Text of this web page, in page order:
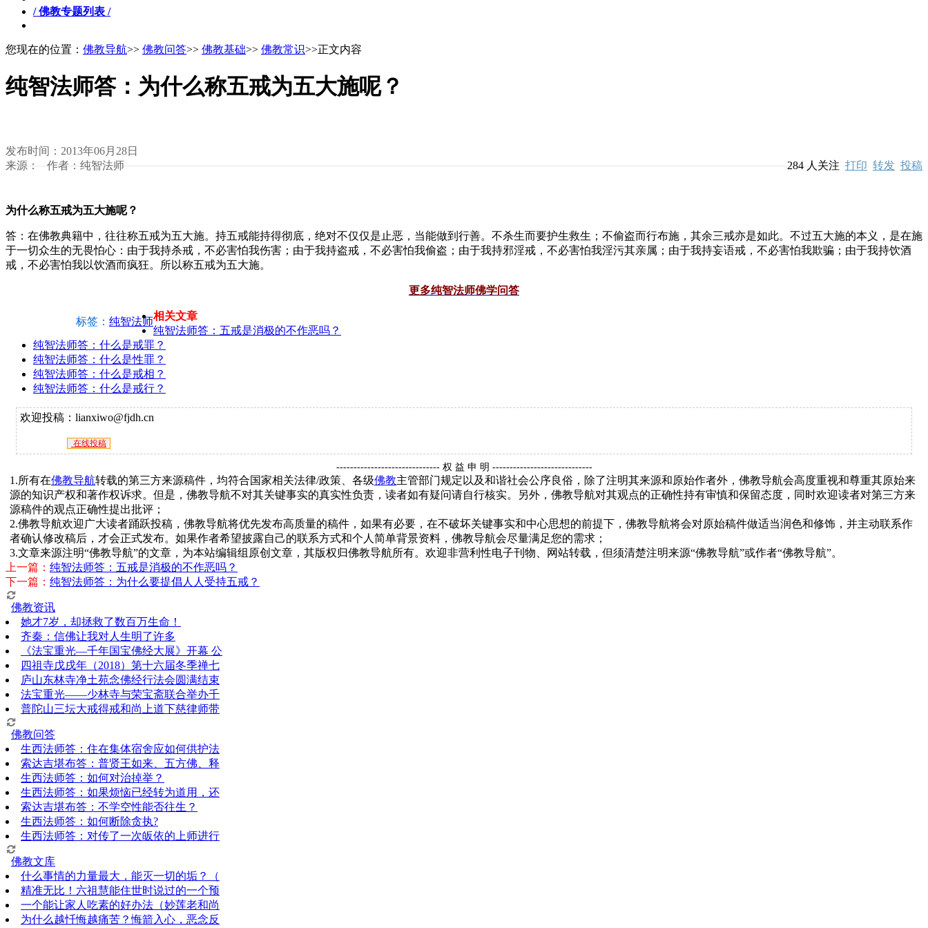
/ 佛教专题列表 /
您现在的位置： 佛教导航>> 佛教问答>> 佛教基础>> 佛教常识>>正文内容
纯智法师答：为什么称五戒为五大施呢？
发布时间：2013年06月28日
来源： 作者：纯智法师
284人关注 打印 转发 投稿
为什么称五戒为五大施呢？
答：在佛教典籍中，往往称五戒为五大施。持五戒能持得彻底，绝对不仅仅是止恶，当能做到行善。不杀生而要护生救生；不偷盗而行布施，其余三戒亦是如此。不过五大施的本义，是在施
于一切众生的无畏怕心：由于我持杀戒，不必害怕我伤害；由于我持盗戒，不必害怕我偷盗；由于我持邪淫戒，不必害怕我淫污其亲属；由于我持妄语戒，不必害怕我欺骗；由于我持饮酒
戒，不必害怕我以饮酒而疯狂。所以称五戒为五大施。
更多纯智法师佛学问答
标签： 纯智法师相关文章
纯智法师答：五戒是消极的不作恶吗？
纯智法师答：什么是戒罪？
纯智法师答：什么是性罪？
纯智法师答：什么是戒相？
纯智法师答：什么是戒行？
欢迎投稿：lianxiwo@fjdh.cn
在线投稿
------------------------------ 权 益 申 明 -----------------------------
1.所有在佛教导航转载的第三方来源稿件，均符合国家相关法律/政策、各级佛教主管部门规定以及和谐社会公序良俗，除了注明其来源和原始作者外，佛教导航会高度重视和尊重其原始来
源的知识产权和著作权诉求。但是，佛教导航不对其关键事实的真实性负责，读者如有疑问请自行核实。另外，佛教导航对其观点的正确性持有审慎和保留态度，同时欢迎读者对第三方来
源稿件的观点正确性提出批评；
2.佛教导航欢迎广大读者踊跃投稿，佛教导航将优先发布高质量的稿件，如果有必要，在不破坏关键事实和中心思想的前提下，佛教导航将会对原始稿件做适当润色和修饰，并主动联系作
者确认修改稿后，才会正式发布。如果作者希望披露自己的联系方式和个人简单背景资料，佛教导航会尽量满足您的需求；
3.文章来源注明“佛教导航”的文章，为本站编辑组原创文章，其版权归佛教导航所有。欢迎非营利性电子刊物、网站转载，但须清楚注明来源“佛教导航”或作者“佛教导航”。
上一篇： 纯智法师答：五戒是消极的不作恶吗？
下一篇： 纯智法师答：为什么要提倡人人受持五戒？
佛教资讯
她才7岁，却拯救了数百万生命！
齐秦：信佛让我对人生明了许多
《法宝重光—千年国宝佛经大展》开幕 公
四祖寺戊戌年（2018）第十六届冬季禅七
庐山东林寺净土苑念佛经行法会圆满结束
法宝重光——少林寺与荣宝斋联合举办千
普陀山三坛大戒得戒和尚上道下慈律师带
佛教问答
生西法师答：住在集体宿舍应如何供护法
索达吉堪布答：普贤王如来、五方佛、释
生西法师答：如何对治掉举？
生西法师答：如果烦恼已经转为道用，还
索达吉堪布答：​不学空性能否往生？
生西法师答：如何断除贪执?
生西法师答：对传了一次皈依的上师进行
佛教文库
什么事情的力量最大，能灭一切的垢？（
精准无比！六祖慧能住世时说过的一个预
一个能让家人吃素的好办法（妙莲老和尚
为什么越忏悔越痛苦？悔箭入心，恶念反